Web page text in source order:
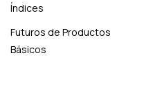
Índices
Futuros de Productos
Básicos